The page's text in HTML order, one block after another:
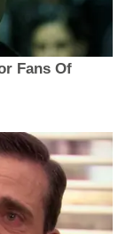
Fans Of